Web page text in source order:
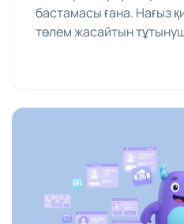
Лидтерді тарту — бұл
бастамасы ғана. Нағыз